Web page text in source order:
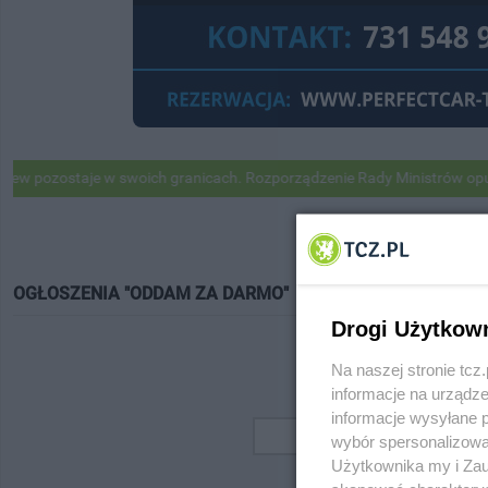
w swoich granicach. Rozporządzenie Rady Ministrów
OGŁOSZENIA "ODDAM ZA DARMO"
Drogi
Na naszej stronie
informacje na
informacje wysyłane
wybór
Użytkownika my i